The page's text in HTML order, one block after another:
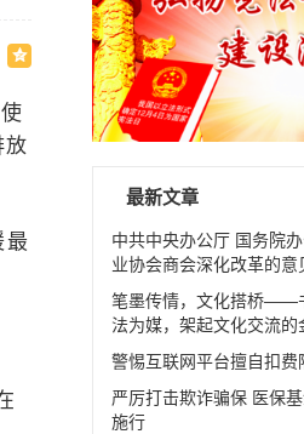
放
最
最新文章
中共中央办公厅 国务院
业协会商会深化改革的意
笔墨传情，文化搭桥——
法为媒，架起文化交流的
警惕互联网平台擅自扣费
严厉打击欺诈骗保 医保
施行